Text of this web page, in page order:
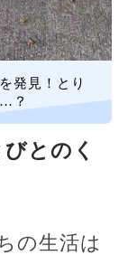
発見！とり
？
とのく
の生活は